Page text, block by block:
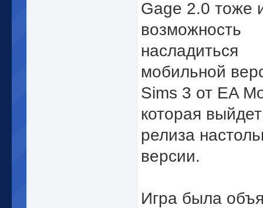
Gage 2.0 тоже
возможность
насладиться
мобильной
Sims 3 от EA
которая
релиза
версии.
Игра была